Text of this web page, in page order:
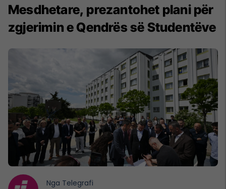
Mesdhetare, prezantohet plani për
zgjerimin e Qendrës së Studentëve
Nga Telegrafi